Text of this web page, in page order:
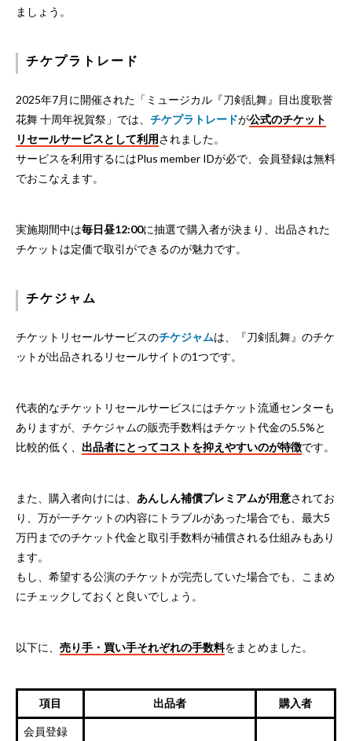
ましょう。
チケプラトレード
2025年7月に開催された「ミュージカル『刀剣乱舞』目出度歌誉
花舞 十周年祝賀祭」では、 チケプラトレードが公式のチケット
リセールサービスとして利用されました。
サービスを利用するにはPlus member IDが必で、会員登録は無料
でおこなえます。
実施期間中は毎日昼12:00に抽選で購入者が決まり、出品された
チケットは定価で取引ができるのが魅力です。
チケジャム
チケットリセールサービスのチケジャムは、『刀剣乱舞』のチケ
ットが出品されるリセールサイトの1つです。
代表的なチケットリセールサービスにはチケット流通センターも
ありますが、チケジャムの販売手数料はチケット代金の5.5%と
比較的低く、 出品者にとってコストを抑えやすいのが特徴です。
また、購入者向けには、 あんしん補償プレミアムが用意されてお
り、万が一チケットの内容にトラブルがあった場合でも、最大5
万円までのチケット代金と取引手数料が補償される仕組みもあり
ます。
もし、希望する公演のチケットが完売していた場合でも、こまめ
にチェックしておくと良いでしょう。
以下に、 売り手・買い手それぞれの手数料をまとめました。
項目 出品者 購入者
会員登録